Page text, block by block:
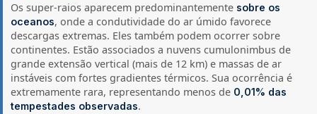
Os super-raios aparecem predominantemente sobre os
oceanos, onde a condutividade do ar úmido favorece
descargas extremas. Eles também podem ocorrer sobre
continentes. Estão associados a nuvens cumulonimbus de
grande extensão vertical (mais de 12 km) e massas de ar
instáveis com fortes gradientes térmicos. Sua ocorrência é
extremamente rara, representando menos de 0,01% das
tempestades observadas.